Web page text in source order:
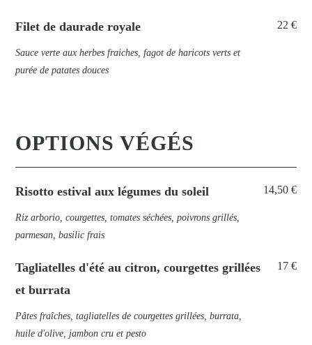
Filet de daurade royale 22 €
Sauce verte aux herbes fraiches, fagot de haricots verts et
purée de patates douces
OPTIONS VÉGÉS
Risotto estival aux légumes du soleil 14,50 €
Riz arborio, courgettes, tomates séchées, poivrons grillés,
parmesan, basilic frais
Tagliatelles d'été au citron, courgettes grillées
et burrata
17 €
Pâtes fraîches, tagliatelles de courgettes grillées, burrata,
huile d'olive, jambon cru et pesto